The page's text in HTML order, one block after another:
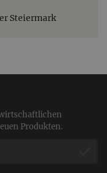
Steiermark
Produkten.